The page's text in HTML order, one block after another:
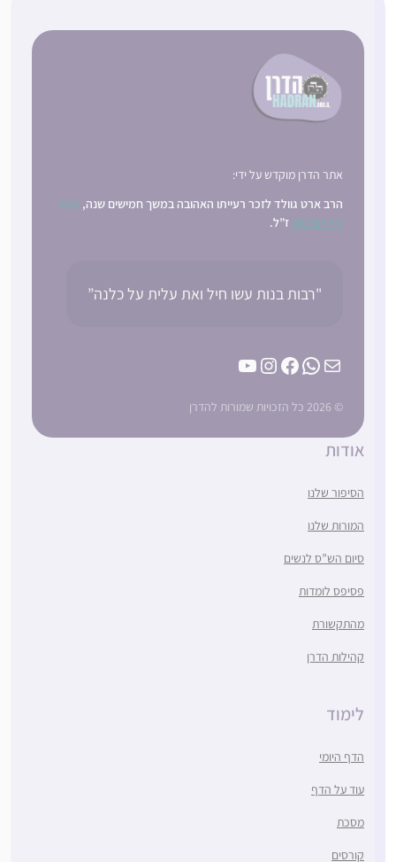
אתר הדרן מוקדש על ידי:
הרב ארט גוולד לזכר רעייתו האהובה במשך חמישים שנה,קרול
ג’וי רובינסוןז”ל.
"רבות בנות עשו חיל ואת עלית על כלנה”
Mail
WhatsApp
Facebook
Instagram
YouTube
אודות
הסיפור שלנו
המורות שלנו
סיום הש”ס לנשים
פסיפס לומדות
מהתקשורת
קהילות הדרן
לימוד
הדף היומי
עוד על הדף
מסכת
קורסים